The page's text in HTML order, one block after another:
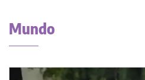
Mundo